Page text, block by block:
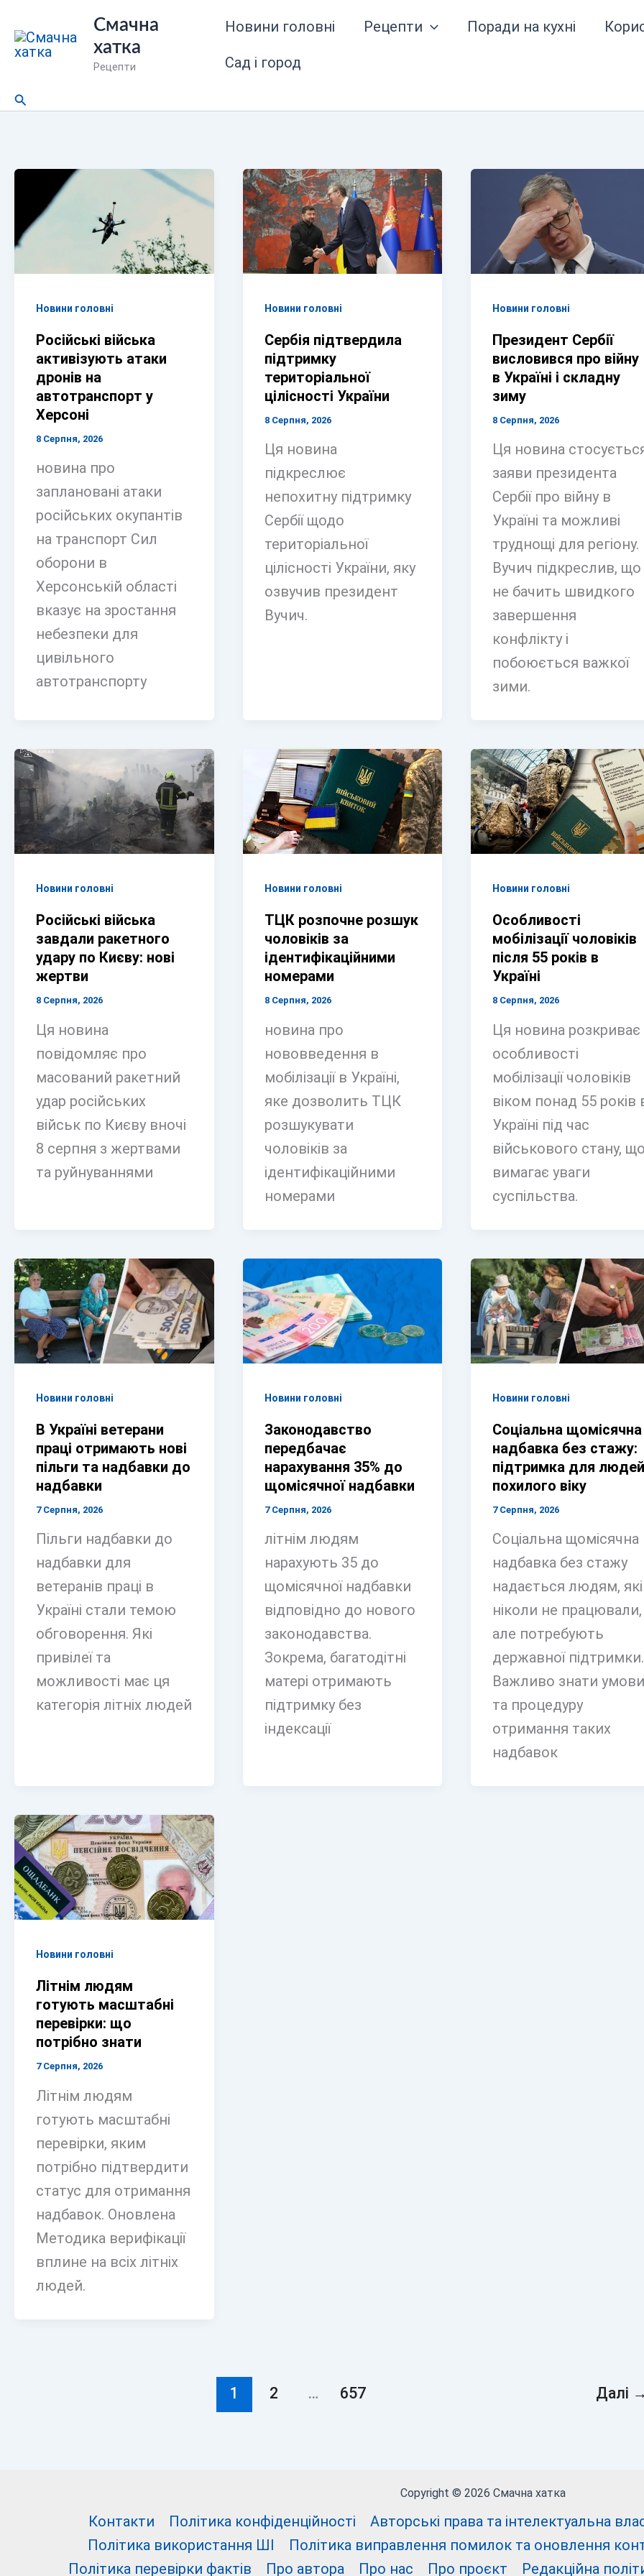
до
вмісту
Смачна
хатка
Рецепти
Новини головні Рецепти Поради на кухні
Сад і город
Пошук
Новини головні
Російські війська
активізують атаки
дронів на
автотранспорт у
Херсоні
8 Серпня, 2026
новина про
заплановані атаки
російських окупантів
на транспорт Сил
оборони в
Херсонській області
вказує на зростання
небезпеки для
цивільного
автотранспорту
Новини головні
Сербія підтвердила
підтримку
територіальної
цілісності України
8 Серпня, 2026
Ця новина
підкреслює
непохитну підтримку
Сербії щодо
територіальної
цілісності України, яку
озвучив президент
Вучич.
Новини головні
Президент Сербії
висловився про війну
в Україні і складну
зиму
8 Серпня, 2026
Ця новина
заяви президента
Сербії про війну в
Україні та можливі
труднощі для регіону.
Вучич підкреслив, що
не бачить швидкого
завершення
конфлікту і
побоюється важкої
зими.
Новини головні
Російські війська
завдали ракетного
удару по Києву: нові
жертви
8 Серпня, 2026
Ця новина
повідомляє про
масований ракетний
удар російських
військ по Києву вночі
8 серпня з жертвами
та руйнуваннями
Новини головні
ТЦК розпочне розшук
чоловіків за
ідентифікаційними
номерами
8 Серпня, 2026
новина про
нововведення в
мобілізації в Україні,
яке дозволить ТЦК
розшукувати
чоловіків за
ідентифікаційними
номерами
Новини головні
Особливості
мобілізації чоловіків
після 55 років в
Україні
8 Серпня, 2026
Ця новина розкриває
особливості
мобілізації чоловіків
віком понад 55 років
Україні під час
військового стану,
вимагає уваги
суспільства.
Новини головні
В Україні ветерани
праці отримають нові
пільги та надбавки до
надбавки
7 Серпня, 2026
Пільги надбавки до
надбавки для
ветеранів праці в
Україні стали темою
обговорення. Які
привілеї та
можливості має ця
категорія літніх людей
Новини головні
Законодавство
передбачає
нарахування 35% до
щомісячної надбавки
7 Серпня, 2026
літнім людям
нарахують 35 до
щомісячної надбавки
відповідно до нового
законодавства.
Зокрема, багатодітні
матері отримають
підтримку без
індексації
Новини головні
Соціальна щомісячна
надбавка без стажу:
підтримка для
похилого віку
7 Серпня, 2026
Соціальна щомісячна
надбавка без стажу
надається людям, які
ніколи не працювали,
але потребують
державної підтримки.
Важливо знати
та процедуру
отримання таких
надбавок
Новини головні
Літнім людям
готують масштабні
перевірки: що
потрібно знати
7 Серпня, 2026
Літнім людям
готують масштабні
перевірки, яким
потрібно підтвердити
статус для отримання
надбавок. Оновлена
Методика верифікації
вплине на всіх літніх
людей.
1 2 … 657 Далі
Copyright © 2026 Смачна хатка
Контакти Політика конфіденційності
Авторські права та інтелектуальна
Політика використання ШІ
Політика виправлення помилок та оновлення
Політика перевірки фактів
Про автора Про нас Про проєкт Редакційна